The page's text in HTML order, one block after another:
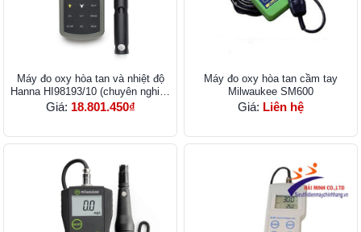
Máy đo oxy hòa tan và nhiệt độ
Hanna HI98193/10 (chuyên nghiệp
cáp 4m)
Giá: 18.801.450₫
Máy đo oxy hòa tan cầm tay
Milwaukee SM600
Giá: Liên hệ